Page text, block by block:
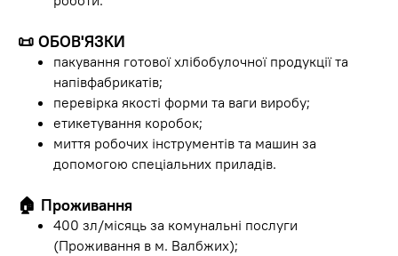
📜 ОБОВ'ЯЗКИ
пакування готової хлібобулочної продукції та
напівфабрикатів;
перевірка якості форми та ваги виробу;
етикетування коробок;
миття робочих інструментів та машин за
допомогою спеціальних приладів.
🏠 Проживання
400 зл/місяць за комунальні послуги
(Проживання в м. Валбжих);